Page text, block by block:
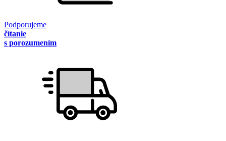
Podporujeme
čítanie
s porozumením